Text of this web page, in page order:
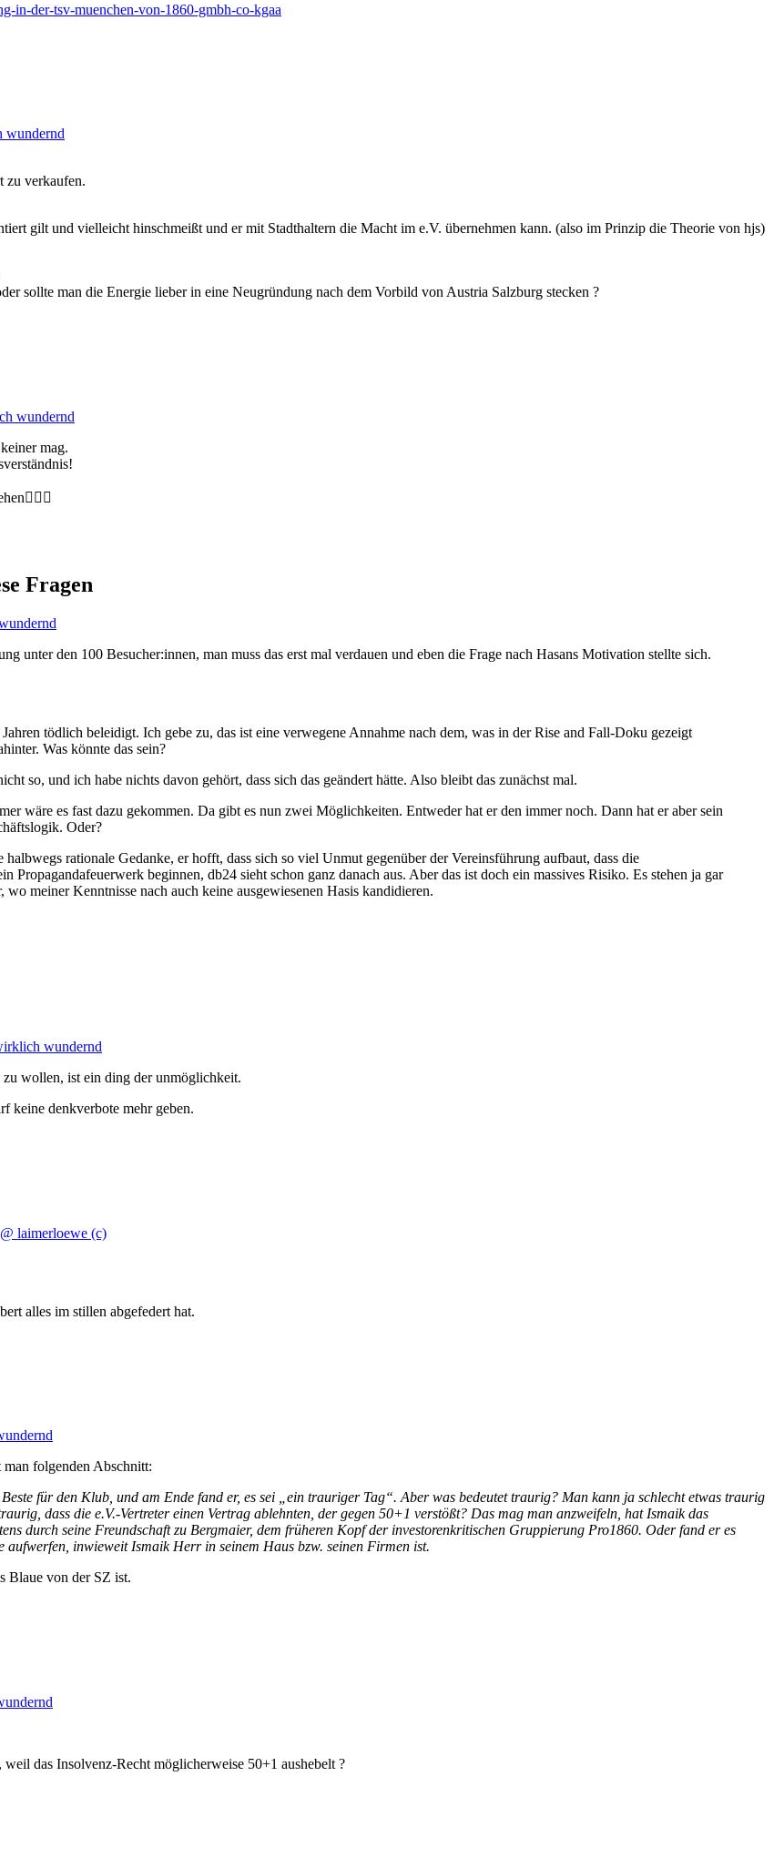
in-der-tsv-muenchen-von-1860-gmbh-co-kgaa
wundernd
zu verkaufen.
gilt und vielleicht hinschmeißt und er mit Stadthaltern die Macht im e.V. übernehmen kann. (also im Prinzip die Theorie von hjs)
sollte man die Energie lieber in eine Neugründung nach dem Vorbild von Austria Salzburg stecken ?
wundernd
mag.
Fragen
unter den 100 Besucher:innen, man muss das erst mal verdauen und eben die Frage nach Hasans Motivation stellte sich.
tödlich beleidigt. Ich gebe zu, das ist eine verwegene Annahme nach dem, was in der Rise and Fall-Doku gezeigt
Was könnte das sein?
so, und ich habe nichts davon gehört, dass sich das geändert hätte. Also bleibt das zunächst mal.
wäre es fast dazu gekommen. Da gibt es nun zwei Möglichkeiten. Entweder hat er den immer noch. Dann hat er aber sein
Oder?
rationale Gedanke, er hofft, dass sich so viel Unmut gegenüber der Vereinsführung aufbaut, dass die
beginnen, db24 sieht schon ganz danach aus. Aber das ist doch ein massives Risiko. Es stehen ja gar
meiner Kenntnisse nach auch keine ausgewiesenen Hasis kandidieren.
wundernd
zu wollen, ist ein ding der unmöglichkeit.
keine denkverbote mehr geben.
@ laimerloewe (c)
alles im stillen abgefedert hat.
man folgenden Abschnitt:
für den Klub, und am Ende fand er, es sei „ein trauriger Tag“. Aber was bedeutet traurig? Man kann ja schlecht etwas traurig
dass die e.V.-Vertreter einen Vertrag ablehnten, der gegen 50+1 verstößt? Das mag man anzweifeln, hat Ismaik das
durch seine Freundschaft zu Bergmaier, dem früheren Kopf der investorenkritischen Gruppierung Pro1860. Oder fand er es
inwieweit Ismaik Herr in seinem Haus bzw. seinen Firmen ist.
Blaue von der SZ ist.
das Insolvenz-Recht möglicherweise 50+1 aushebelt ?